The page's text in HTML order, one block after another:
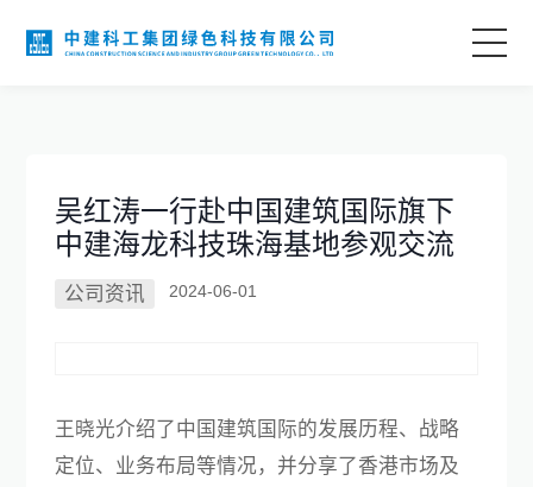
关于我们
业务领域
语言
吴红涛一行赴中国建筑国际旗下
中建海龙科技珠海基地参观交流
公司资讯 2024-06-01
王晓光介绍了中国建筑国际的发展历程、战略
定位、业务布局等情况，并分享了香港市场及